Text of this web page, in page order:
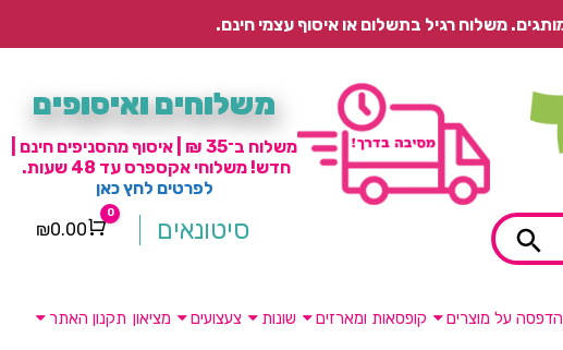
משלוחים ואיסופים
משלוח ב־35 ₪ | איסוף מהסניפים חינם |
חדש! משלוחי אקספרס עד 48 שעות.
לפרטים לחץ כאן
סיטונאים Cart
0
₪0.00
הדפסה על מוצרים קופסאות ומארזים שונות צעצועים מציאון תקנון האתר